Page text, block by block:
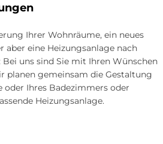
Ihrer Wohnräume, ein neues
aber eine Heizungsanlage nach
Bei uns sind Sie mit Ihren Wünschen
planen gemeinsam die Gestaltung
oder Ihres Badezimmers oder
Heizungsanlage.